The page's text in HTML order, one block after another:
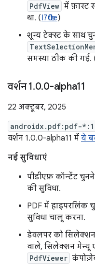
PdfView में फ़ास्ट
था. (I7fb0e)
शून्य टेक्स्ट के साथ
समस्या ठीक की गई.
वर्शन 1.0.0-alpha11
22 अक्टूबर, 2025
androidx.pdf:pdf-
वर्शन 1.0.0-alpha11 में ये
नई सुविधाएं
पीडीएफ़ कॉन्टेंट
की सुविधा.
PDF में हाइपरलिंक
सुविधा चालू करना.
डेवलपर को
वाले, सिलेक्शन मेन्यू
PdfViewer